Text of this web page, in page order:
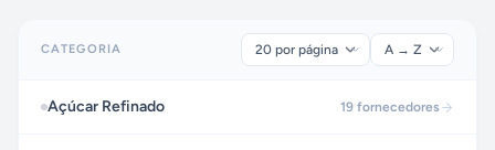
CATEGORIA
Açúcar Refinado 19 fornecedores